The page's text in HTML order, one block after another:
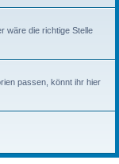
wäre die richtige Stelle
passen, könnt ihr hier